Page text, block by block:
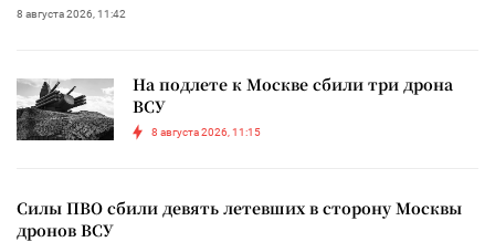
8 августа 2026, 11:42
На подлете к Москве сбили три дрона
ВСУ
8 августа 2026, 11:15
Силы ПВО сбили девять летевших в сторону Москвы
дронов ВСУ